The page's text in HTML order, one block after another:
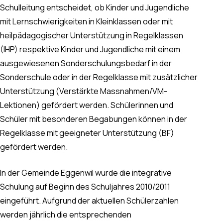
Schulleitung entscheidet, ob Kinder und Jugendliche
mit Lernschwierigkeiten inKleinklassen oder mit
heilpädagogischer Unterstützung in Regelklassen
(IHP) respektive Kinder und Jugendliche mit einem
ausgewiesenen Sonderschulungsbedarf in der
Sonderschule oder in der Regelklasse mit zusätzlicher
Unterstützung (Verstärkte Massnahmen/VM-
Lektionen) gefördert werden. Schülerinnen und
Schüler mit besonderen Begabungen können in der
Regelklasse mit geeigneter Unterstützung (BF)
gefördert werden.
In der Gemeinde Eggenwil wurde die integrative
Schulung auf Beginn des Schuljahres 2010/2011
eingeführt. Aufgrund der aktuellen Schülerzahlen
werden jährlich die entsprechenden